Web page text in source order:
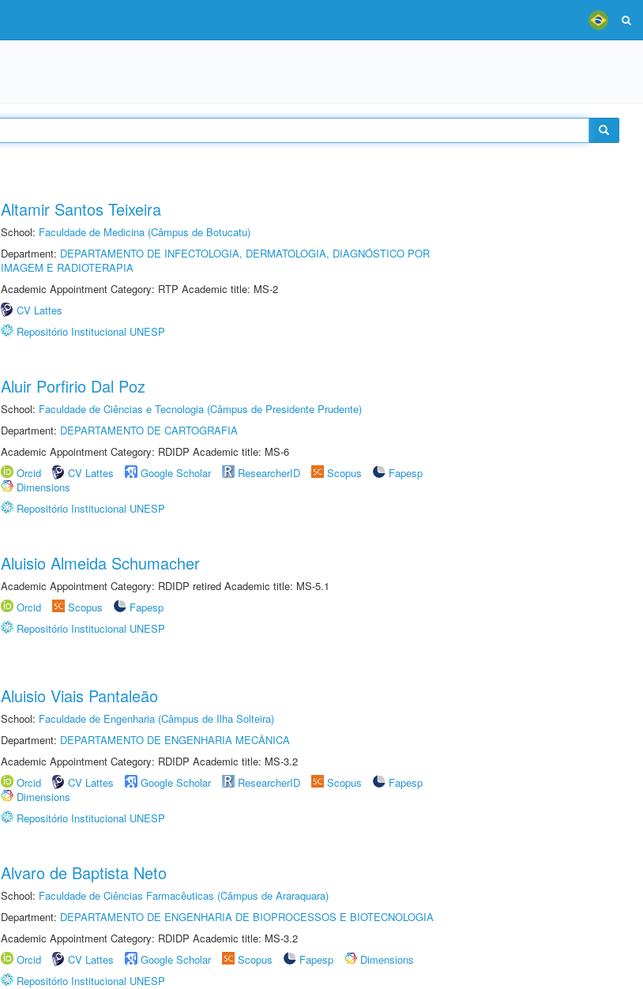
Altamir Santos Teixeira
School: Faculdade de Medicina (Câmpus de Botucatu)
Department: DEPARTAMENTO DE INFECTOLOGIA, DERMATOLOGIA, DIAGNÓSTICO POR
IMAGEM E RADIOTERAPIA
Academic Appointment Category: RTP Academic title: MS-2
CV Lattes
Repositório Institucional UNESP
Aluir Porfirio Dal Poz
School: Faculdade de Ciências e Tecnologia (Câmpus de Presidente Prudente)
Department: DEPARTAMENTO DE CARTOGRAFIA
Academic Appointment Category: RDIDP Academic title: MS-6
Orcid
CV Lattes Google Scholar ResearcherID Scopus
Fapesp
Dimensions
Repositório Institucional UNESP
Aluisio Almeida Schumacher
Academic Appointment Category: RDIDP retired Academic title: MS-5.1
Orcid
Scopus
Fapesp
Repositório Institucional UNESP
Aluisio Viais Pantaleão
School: Faculdade de Engenharia (Câmpus de Ilha Solteira)
Department: DEPARTAMENTO DE ENGENHARIA MECÂNICA
Academic Appointment Category: RDIDP Academic title: MS-3.2
Orcid
CV Lattes Google Scholar ResearcherID Scopus
Fapesp
Dimensions
Repositório Institucional UNESP
Alvaro de Baptista Neto
School: Faculdade de Ciências Farmacêuticas (Câmpus de Araraquara)
Department: DEPARTAMENTO DE ENGENHARIA DE BIOPROCESSOS E BIOTECNOLOGIA
Academic Appointment Category: RDIDP Academic title: MS-3.2
Orcid
CV Lattes Google Scholar Scopus Fapesp
Dimensions
Repositório Institucional UNESP